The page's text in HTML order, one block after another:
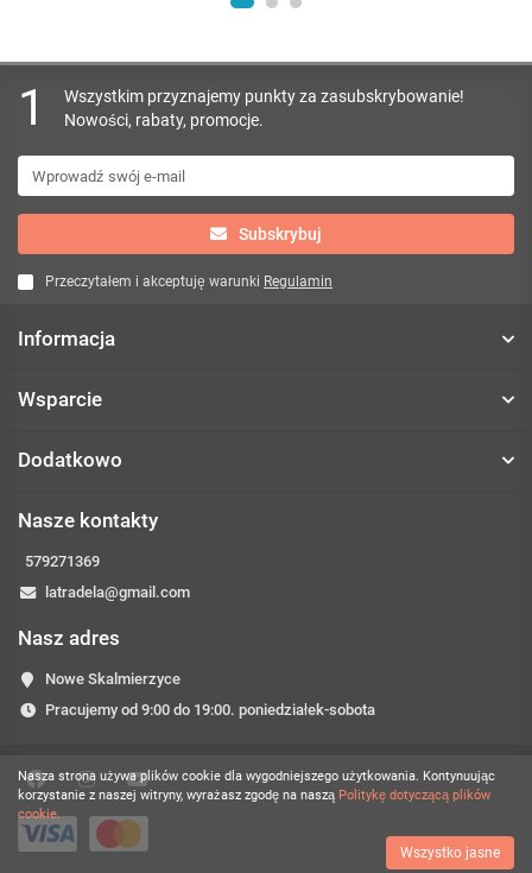
Nasza strona używa plików cookie dla wygodniejszego użytkowania. Kontynuując
korzystanie z naszej witryny, wyrażasz zgodę na naszą Politykę dotyczącą plików
cookie.
Wszystko jasne
1
Wszystkim przyznajemy punkty za zasubskrybowanie!
Nowości, rabaty, promocje.
Subskrybuj
Przeczytałem i akceptuję warunki Regulamin
Informacja
Wsparcie
Dodatkowo
Nasze kontakty
579271369
latradela@gmail.com
Nasz adres
Nowe Skalmierzyce
Pracujemy od 9:00 do 19:00. poniedziałek-sobota